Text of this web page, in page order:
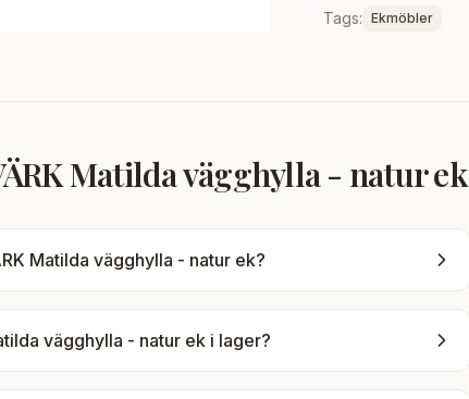
Tags: Ekmöbler
Matilda vägghylla - natur ek
Matilda vägghylla - natur ek?
vägghylla - natur eki lager?